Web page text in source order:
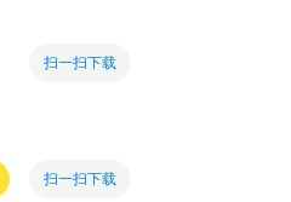
扫一扫下载
扫一扫下载